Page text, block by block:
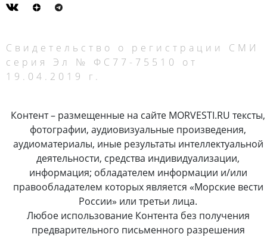
Свидетельство о регистрации СМИ
серия Эл № ФС77-75510 от
19.04.2019 г.
Контент – размещенные на сайте MORVESTI.RU тексты,
фотографии, аудиовизуальные произведения,
аудиоматериалы, иные результаты интеллектуальной
деятельности, средства индивидуализации,
информация; обладателем информации и/или
правообладателем которых является «Морские вести
России» или третьи лица.
Любое использование Контента без получения
предварительного письменного разрешения